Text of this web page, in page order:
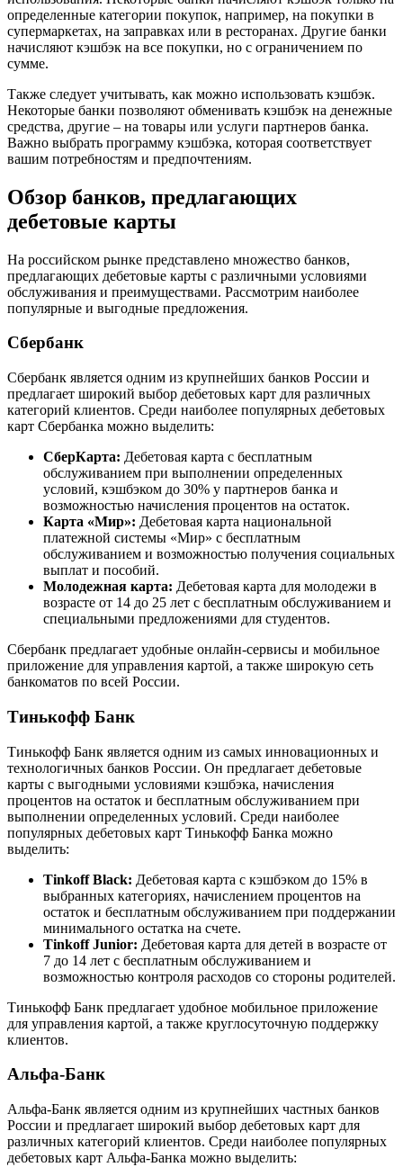
определенные категории покупок, например, на покупки в
супермаркетах, на заправках или в ресторанах. Другие банки
начисляют кэшбэк на все покупки, но с ограничением по
сумме.
Также следует учитывать, как можно использовать кэшбэк.
Некоторые банки позволяют обменивать кэшбэк на денежные
средства, другие – на товары или услуги партнеров банка.
Важно выбрать программу кэшбэка, которая соответствует
вашим потребностям и предпочтениям.
Обзор банков, предлагающих
дебетовые карты
На российском рынке представлено множество банков,
предлагающих дебетовые карты с различными условиями
обслуживания и преимуществами. Рассмотрим наиболее
популярные и выгодные предложения.
Сбербанк
Сбербанк является одним из крупнейших банков России и
предлагает широкий выбор дебетовых карт для различных
категорий клиентов. Среди наиболее популярных дебетовых
карт Сбербанка можно выделить:
СберКарта: Дебетовая карта с бесплатным
обслуживанием при выполнении определенных
условий, кэшбэком до 30% у партнеров банка и
возможностью начисления процентов на остаток.
Карта «Мир»: Дебетовая карта национальной
платежной системы «Мир» с бесплатным
обслуживанием и возможностью получения социальных
выплат и пособий.
Молодежная карта: Дебетовая карта для молодежи в
возрасте от 14 до 25 лет с бесплатным обслуживанием и
специальными предложениями для студентов.
Сбербанк предлагает удобные онлайн-сервисы и мобильное
приложение для управления картой, а также широкую сеть
банкоматов по всей России.
Тинькофф Банк
Тинькофф Банк является одним из самых инновационных и
технологичных банков России. Он предлагает дебетовые
карты с выгодными условиями кэшбэка, начисления
процентов на остаток и бесплатным обслуживанием при
выполнении определенных условий. Среди наиболее
популярных дебетовых карт Тинькофф Банка можно
выделить:
Tinkoff Black: Дебетовая карта с кэшбэком до 15% в
выбранных категориях, начислением процентов на
остаток и бесплатным обслуживанием при поддержании
минимального остатка на счете.
Tinkoff Junior: Дебетовая карта для детей в возрасте от
7 до 14 лет с бесплатным обслуживанием и
возможностью контроля расходов со стороны родителей.
Тинькофф Банк предлагает удобное мобильное приложение
для управления картой, а также круглосуточную поддержку
клиентов.
Альфа-Банк
Альфа-Банк является одним из крупнейших частных банков
России и предлагает широкий выбор дебетовых карт для
различных категорий клиентов. Среди наиболее популярных
дебетовых карт Альфа-Банка можно выделить: